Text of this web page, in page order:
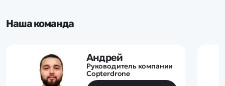
Наша команда
Андрей
Руководитель компании
Copterdrone